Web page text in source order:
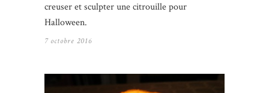
creuser et sculpter une citrouille pour
Halloween.
7 octobre 2016